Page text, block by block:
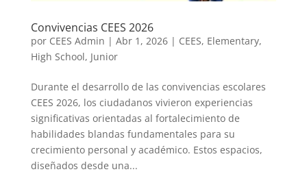
Convivencias CEES 2026
por CEES Admin | Abr 1, 2026| CEES, Elementary,
High School, Junior
Durante el desarrollo de las convivencias escolares
CEES 2026, los ciudadanos vivieron experiencias
significativas orientadas al fortalecimiento de
habilidades blandas fundamentales para su
crecimiento personal y académico. Estos espacios,
diseñados desde una...